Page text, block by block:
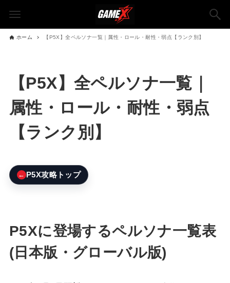
ホーム 【P5X】全ペルソナ一覧｜属性・ロール・耐性・弱点【ランク別】
【P5X】全ペルソナ一覧｜
属性・ロール・耐性・弱点
【ランク別】
←P5X攻略トップ
P5Xに登場するペルソナ一覧表
(日本版・グローバル版)